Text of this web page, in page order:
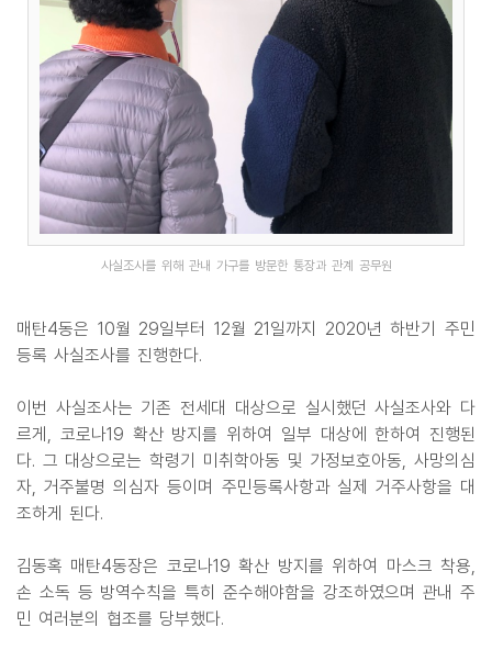
사실조사를 위해 관내 가구를 방문한 통장과 관계 공무원
매탄4동은 10월 29일부터 12월 21일까지 2020년 하반기 주민
등록 사실조사를 진행한다.
이번 사실조사는 기존 전세대 대상으로 실시했던 사실조사와 다
르게, 코로나19 확산 방지를 위하여 일부 대상에 한하여 진행된
다. 그 대상으로는 학령기 미취학아동 및 가정보호아동, 사망의심
자, 거주불명 의심자 등이며 주민등록사항과 실제 거주사항을 대
조하게 된다.
김동혹 매탄4동장은 코로나19 확산 방지를 위하여 마스크 착용,
손 소독 등 방역수칙을 특히 준수해야함을 강조하였으며 관내 주
민 여러분의 협조를 당부했다.